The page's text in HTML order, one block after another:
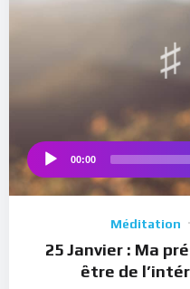
♫ ♩
♩
♯ ♪
Audio
00:00
Méditation
25 Janvier : Ma
être de